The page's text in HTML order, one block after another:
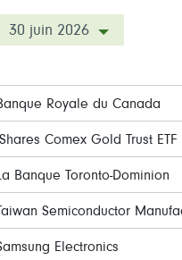
30 juin 2026
Royale du Canada
Comex Gold Trust ETF
Banque Toronto-Dominion
Semiconductor
Electronics